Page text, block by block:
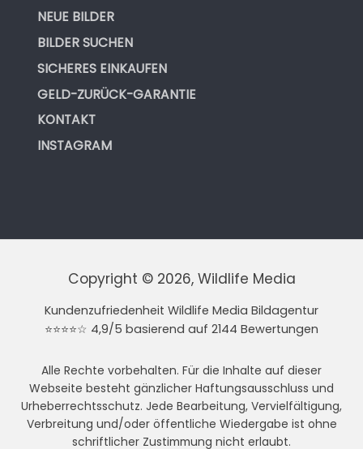
NEUE BILDER
BILDER SUCHEN
SICHERES EINKAUFEN
GELD-ZURÜCK-GARANTIE
KONTAKT
INSTAGRAM
Copyright © 2026, Wildlife Media
Kundenzufriedenheit Wildlife Media Bildagentur
⭐⭐⭐⭐☆ 4,9/5 basierend auf 2144 Bewertungen
Alle Rechte vorbehalten. Für die Inhalte auf dieser
Webseite besteht gänzlicher Haftungsausschluss und
Urheberrechtsschutz. Jede Bearbeitung, Vervielfältigung,
Verbreitung und/oder öffentliche Wiedergabe ist ohne
schriftlicher Zustimmung nicht erlaubt.